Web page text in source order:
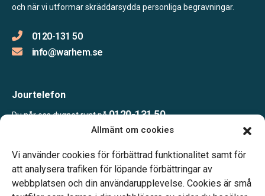
Allmänt om cookies
Vi använder cookies för förbättrad funktionalitet samt för
att analysera trafiken för löpande förbättringar av
webbplatsen och din användarupplevelse. Cookies är små
och när vi utformar skräddarsydda personliga begravningar.
0120-131 50
info@warhem.se
Jourtelefon
Du når oss dygnet runt på0120-131 50
Öppettider
Tisdagar och fredagar: 10.00 – 16.00
Jourtelefon dygnet runt.